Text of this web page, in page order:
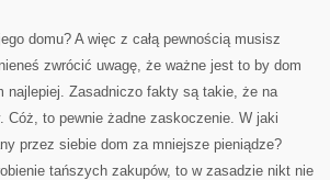
domu? A więc z całą pewnością musisz
zwrócić uwagę, że ważne jest to by dom
najlepiej. Zasadniczo fakty są takie, że na
Cóż, to pewnie żadne zaskoczenie. W jaki
przez siebie dom za mniejsze pieniądze?
tańszych zakupów, to w zasadzie nikt nie